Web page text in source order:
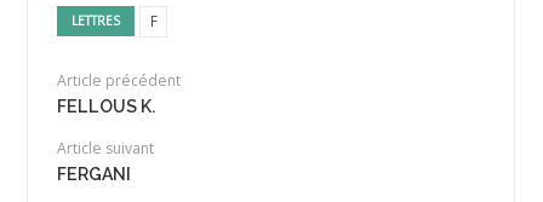
LETTRES F
Article précédent
FELLOUS K.
Article suivant
FERGANI